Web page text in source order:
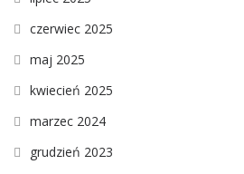
czerwiec 2025
maj 2025
kwiecień 2025
marzec 2024
grudzień 2023